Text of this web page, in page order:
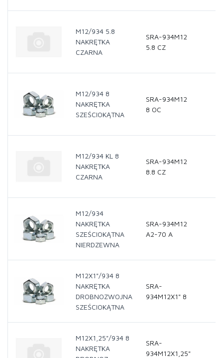
M12/934 5.8
NAKRĘTKA
CZARNA
SRA-934M12
5.8 CZ
M12/934 8
NAKRĘTKA
SZEŚCIOKĄTNA
SRA-934M12
8 OC
M12/934 KL 8
NAKRĘTKA
CZARNA
SRA-934M12
8.8 CZ
M12/934
NAKRĘTKA
SZEŚCIOKĄTNA
NIERDZEWNA
SRA-934M12
A2-70 A
M12X1"/934 8
NAKRĘTKA
DROBNOZWOJNA
SZEŚCIOKĄTNA
SRA-
934M12X1" 8
M12X1,25"/934 8
NAKRĘTKA
SRA-
934M12X1,25"